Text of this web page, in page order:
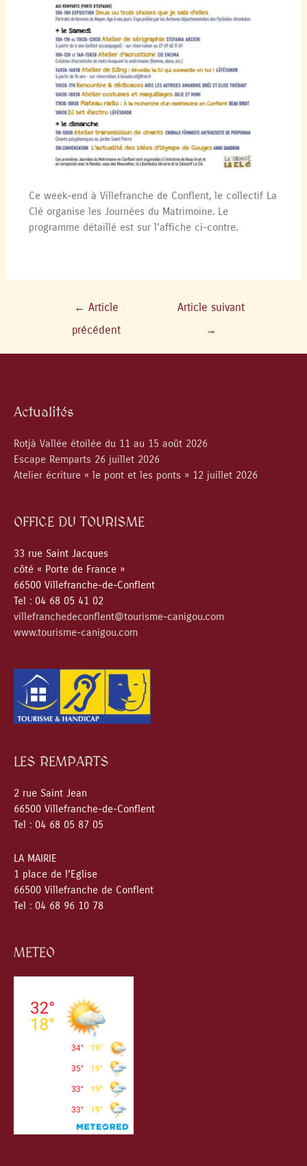
Ce week-end à Villefranche de Conflent, le collectif La
Clé organise les Journées du Matrimoine. Le
programme détaillé est sur l’affiche ci-contre.
← Article
précédent
Article suivant
→
Actualités
Rotjà Vallée étoilée du 11 au 15 août 2026
Escape Remparts 26 juillet 2026
Atelier écriture « le pont et les ponts » 12 juillet 2026
OFFICE DU TOURISME
33 rue Saint Jacques
côté « Porte de France »
66500 Villefranche-de-Conflent
Tel : 04 68 05 41 02
villefranchedeconflent@tourisme-canigou.com
www.tourisme-canigou.com
LES REMPARTS
2 rue Saint Jean
66500 Villefranche-de-Conflent
Tel : 04 68 05 87 05
LA MAIRIE
1 place de l’Eglise
66500 Villefranche de Conflent
Tel : 04 68 96 10 78
METEO